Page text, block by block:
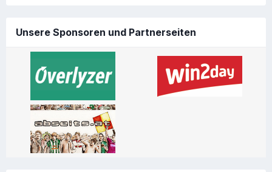
Unsere Sponsoren und Partnerseiten